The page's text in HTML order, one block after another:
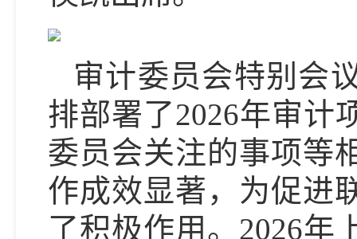
审计委员会特别会
排部署了2026年审计
委员会关注的事项等
作成效显著，为促进
了积极作用。2026年